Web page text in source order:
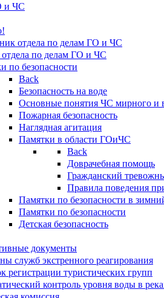
и ЧС
отдела по делам ГО и ЧС
отдела по делам ГО и ЧС
по безопасности
Back
Безопасность на воде
Основные понятия ЧС мирного и
Пожарная безопасность
Наглядная агитация
Памятки в области ГОиЧС
Back
Доврачебная помощь
Гражданский
Правила поведения
Памятки по безопасности в
Памятки по безопасности
Детская безопасность
документы
служб экстренного реагирования
регистрации туристических групп
контроль уровня воды в